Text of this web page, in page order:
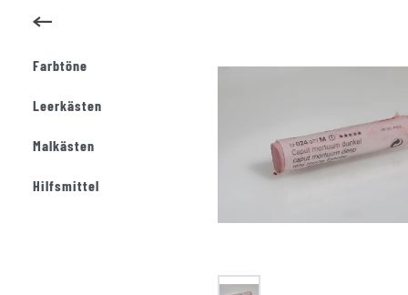
Farbtöne
Leerkästen
Malkästen
Hilfsmittel